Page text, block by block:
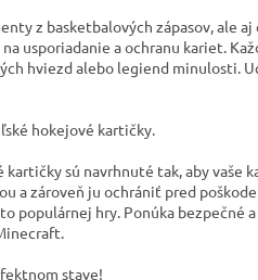
z basketbalových zápasov, ale
usporiadanie a ochranu kariet.
hviezd alebo legiend minulosti.
hokejové kartičky.
kartičkysú navrhnuté tak, aby vaše
a zároveň ju ochrániť pred
populárnej hry. Ponúka bezpečné
stave!